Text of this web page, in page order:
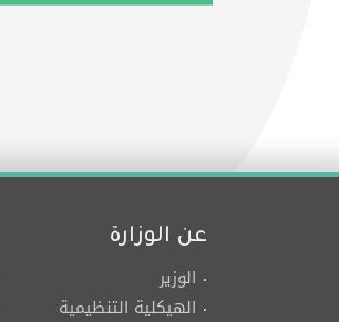
عن الوزارة
الوزير
الهيكلية التنظيمية